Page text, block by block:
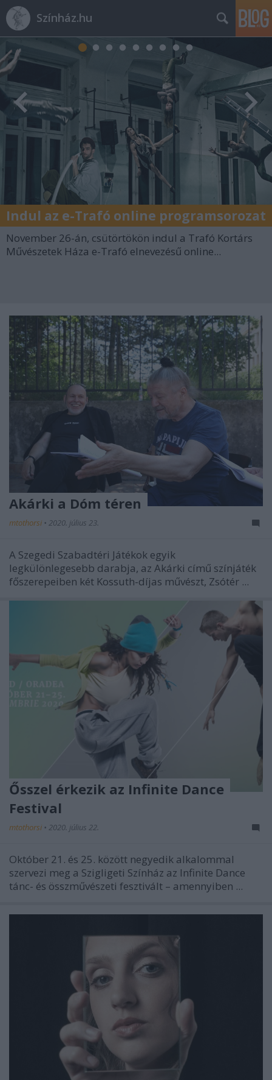
Színház.hu
Indul az e-Trafó online programsorozat
November 26-án, csütörtökön indul a Trafó Kortárs
Művészetek Háza e-Trafó elnevezésű online...
Akárki a Dóm téren
mtothorsi • 2020. július 23.
A Szegedi Szabadtéri Játékok egyik
legkülönlegesebb darabja, az Akárki című színjáték
főszerepeiben két Kossuth-díjas művészt, Zsótér ...
Ősszel érkezik az Infinite Dance
Festival
mtothorsi • 2020. július 22.
Október 21. és 25. között negyedik alkalommal
szervezi meg a Szigligeti Színház az Infinite Dance
tánc- és összművészeti fesztivált – amennyiben ...